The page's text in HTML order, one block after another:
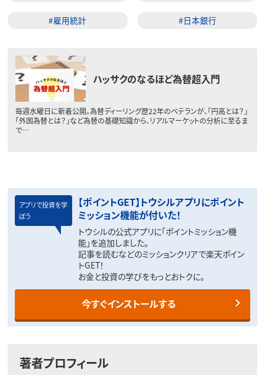
#雇用統計 #日本銀行
ハッサクのなるほど為替超入門
毎週水曜日に新着公開。為替ディーリング歴22年のベテランが、「円高とは？」
「外国為替とは？」など為替の基礎知識から、リアルマーケットの分析に至るま
で…
アプリで投資を学
ぼう
【ポイントGET】トウシルアプリにポイント
ミッション機能が付いた！
トウシルの公式アプリに「ポイントミッション機
能」を追加しました。
記事を読むなどのミッションクリアで楽天ポイン
トGET！
お金と投資の学びをもっとおトクに。
今すぐインストールする
著者プロフィール